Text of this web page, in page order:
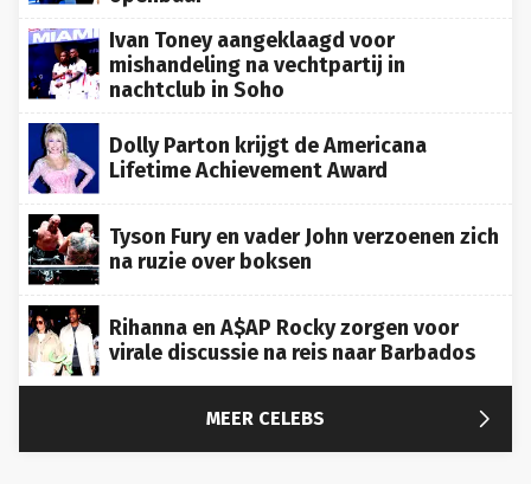
Ivan Toney aangeklaagd voor
mishandeling na vechtpartij in
nachtclub in Soho
Dolly Parton krijgt de Americana
Lifetime Achievement Award
Tyson Fury en vader John verzoenen zich
na ruzie over boksen
Rihanna en A$AP Rocky zorgen voor
virale discussie na reis naar Barbados
MEER CELEBS 